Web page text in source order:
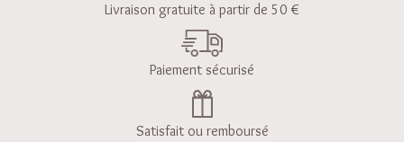
Livraison gratuite à partir de 50 €
Paiement sécurisé
Satisfait ou remboursé